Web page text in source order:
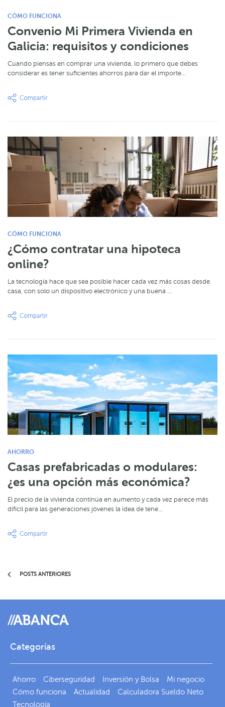
CÓMO FUNCIONA
Convenio Mi Primera Vivienda en
Galicia: requisitos y condiciones
Cuando piensas en comprar una vivienda, lo primero que debes
considerar es tener suficientes ahorros para dar el importe…
CÓMO FUNCIONA
¿Cómo contratar una hipoteca
online?
La tecnología hace que sea posible hacer cada vez más cosas desde
casa, con solo un dispositivo electrónico y una buena …
AHORRO
Casas prefabricadas o modulares:
¿es una opción más económica?
El precio de la vivienda continúa en aumento y cada vez parece más
difícil para las generaciones jóvenes la idea de tene…
POSTS ANTERIORES
Categorías
Ahorro Ciberseguridad Inversión y Bolsa
Mi negocio
Cómo funciona
Actualidad
Calculadora Sueldo Neto
Tecnología